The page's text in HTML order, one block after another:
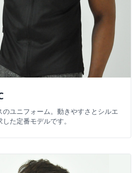
のユニフォーム。動きやすさとシルエ
た定番モデルです。